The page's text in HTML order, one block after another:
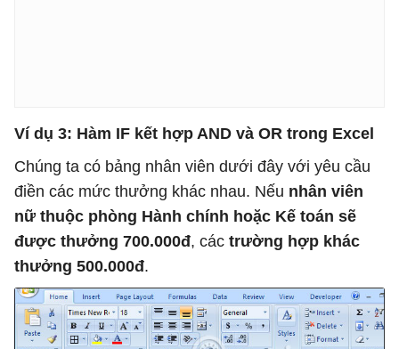
Ví dụ 3: Hàm IF kết hợp AND và OR trong Excel
Chúng ta có bảng nhân viên dưới đây với yêu cầu
điền các mức thưởng khác nhau. Nếu nhân viên
nữ thuộc phòng Hành chính hoặc Kế toán sẽ
được thưởng 700.000đ, các trường hợp khác
thưởng 500.000đ.